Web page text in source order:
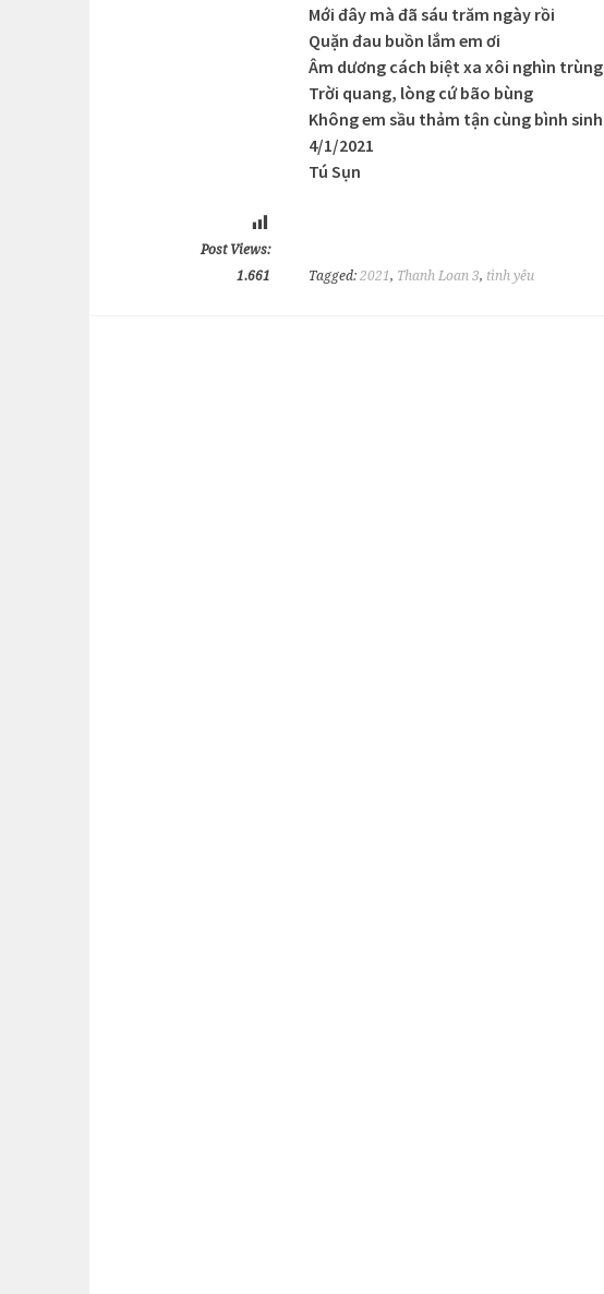
Mới đây mà đã sáu trăm ngày rồi
Quặn đau buồn lắm em ơi
Âm dương cách biệt xa xôi nghìn trùng
Trời quang, lòng cứ bão bùng
Không em sầu thảm tận cùng bình sinh
4/1/2021
Tú Sụn
Post Views:
1.661
Tagged: 2021, Thanh Loan 3, tình yêu